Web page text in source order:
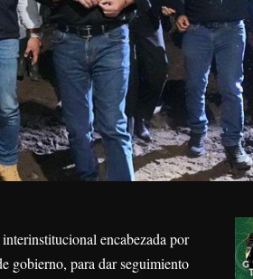
encabezada por
gobierno, para dar seguimiento